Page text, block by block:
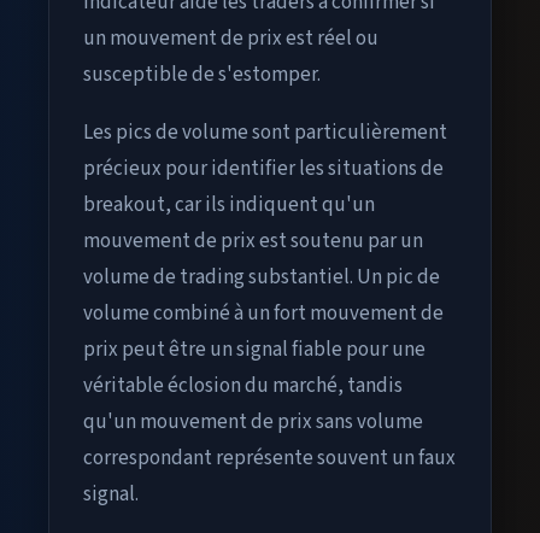
un mouvement de prix est réel ou
susceptible de s'estomper.
Les pics de volume sont particulièrement
précieux pour identifier les situations de
breakout, car ils indiquent qu'un
mouvement de prix est soutenu par un
volume de trading substantiel. Un pic de
volume combiné à un fort mouvement de
prix peut être un signal fiable pour une
véritable éclosion du marché, tandis
qu'un mouvement de prix sans volume
correspondant représente souvent un faux
signal.